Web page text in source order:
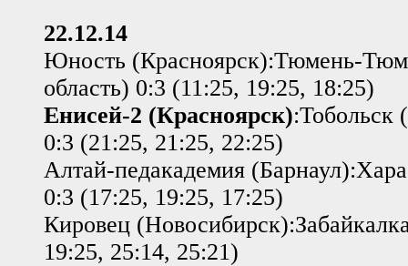
22.12.14
Юность (Красноярск):Тюмень-
область) 0:3 (11:25, 19:25, 18:25)
Енисей-2 (Красноярск):Тобольск
0:3 (21:25, 21:25, 22:25)
Алтай-педакадемия
0:3 (17:25, 19:25, 17:25)
Кировец
19:25, 25:14, 25:21)